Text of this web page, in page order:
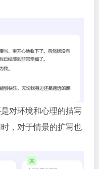
对环境和心理的描写
，对于情景的扩写也